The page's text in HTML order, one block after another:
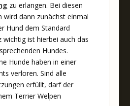
zu erlangen. Bei diesen
wird dann zunächst einmal
Hund dem Standard
wichtig ist hierbei auch das
Hundes.
Hunde haben in einer
verloren. Sind alle
erfüllt, darf der
Terrier Welpen